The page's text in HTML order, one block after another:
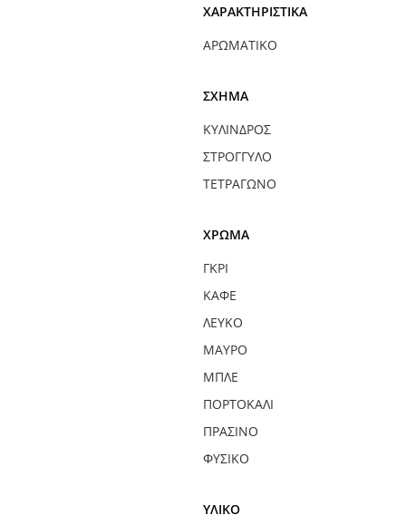
ΧΑΡΑΚΤΗΡΙΣΤΙΚΆ
ΑΡΩΜΑΤΙΚΌ
ΣΧΉΜΑ
ΚΎΛΙΝΔΡΟΣ
ΣΤΡΟΓΓΥΛΌ
ΤΕΤΡΆΓΩΝΟ
ΧΡΏΜΑ
ΓΚΡΙ
ΚΑΦΈ
ΛΕΥΚΌ
ΜΑΎΡΟ
ΜΠΛΕ
ΠΟΡΤΟΚΑΛΊ
ΠΡΆΣΙΝΟ
ΦΥΣΙΚΌ
ΥΛΙΚΌ